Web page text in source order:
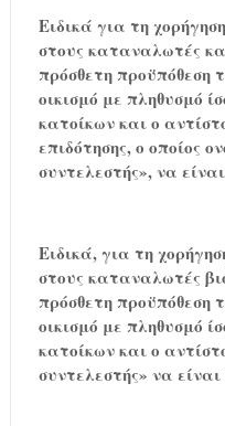
Ειδικά για τη
στους καταναλωτές
πρόσθετη προϋπόθεση
οικισμό με πληθυσμό
κατοίκων και ο
επιδότησης, ο οποίος
συντελεστής», να
Ειδικά, για τη
στους καταναλωτές
πρόσθετη προϋπόθεση
οικισμό με πληθυσμό
κατοίκων και ο
συντελεστής» να